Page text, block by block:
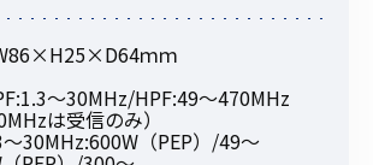
ｍｍ
〜30MHz/HPF:49〜470MHz
は受信のみ）
30MHz:600W（PEP）/49〜